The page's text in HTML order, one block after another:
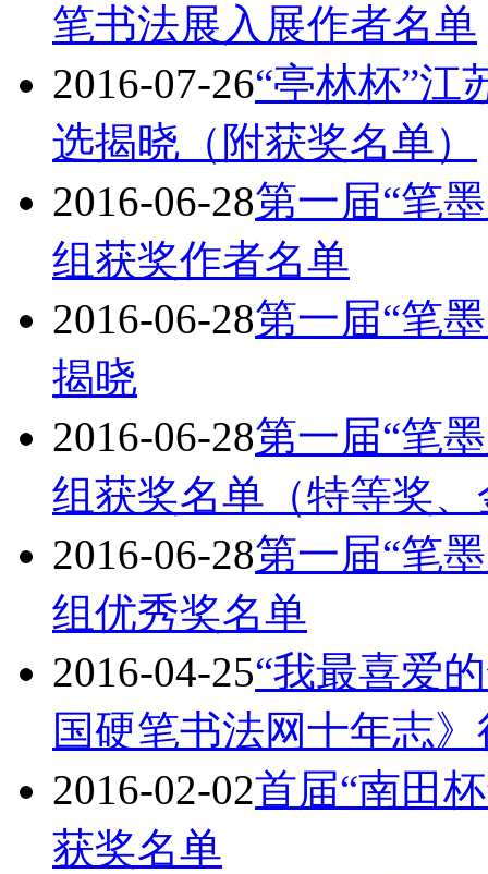
笔书法展入展作者名单
2016-07-26“亭林杯”江
选揭晓（附获奖名单）
2016-06-28第一届“笔
组获奖作者名单
2016-06-28第一届“笔
揭晓
2016-06-28第一届“笔
组获奖名单（特等奖
2016-06-28第一届“笔
组优秀奖名单
2016-04-25“我最喜爱
国硬笔书法网十年志
2016-02-02首届“南田
获奖名单